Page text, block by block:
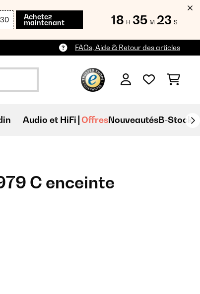
Achetez
maintenant 18 H 35 M 22 S
FAQs, Aide & Retour des articles
Audio et HiFi OffresNouveautésB-Stock
C enceinte